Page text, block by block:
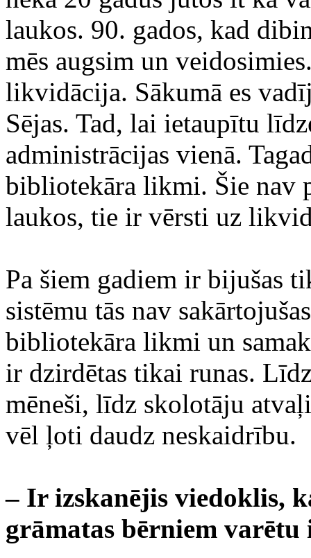
laukos. 90. gados, kad
mēs augsim un
likvidācija. Sākumā es
Sējas. Tad, lai ietaupītu
administrācijas vienā.
bibliotekāra likmi. Šie nav
laukos, tie ir vērsti uz
Pa šiem gadiem ir bijušas
sistēmu tās nav
bibliotekāra likmi un
ir dzirdētas tikai runas.
mēneši, līdz skolotāju
vēl ļoti daudz neskaidrību.
– Ir izskanējis viedoklis,
grāmatas bērniem